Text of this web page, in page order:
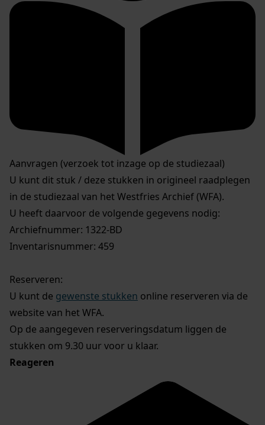
Aanvragen (verzoek tot inzage op de studiezaal)
U kunt dit stuk / deze stukken in origineel raadplegen
in de studiezaal van het Westfries Archief (WFA).
U heeft daarvoor de volgende gegevens nodig:
Archiefnummer: 1322-BD
Inventarisnummer: 459
Reserveren:
U kunt de gewenste stukken online reserveren via de
website van het WFA.
Op de aangegeven reserveringsdatum liggen de
stukken om 9.30 uur voor u klaar.
Reageren